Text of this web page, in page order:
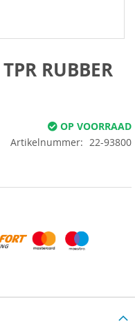
RUBBER
OP VOORRAAD
Artikelnummer
22-93800